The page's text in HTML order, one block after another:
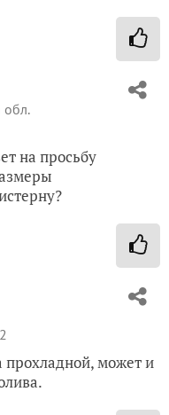
обл.
на просьбу
прохладной, может и